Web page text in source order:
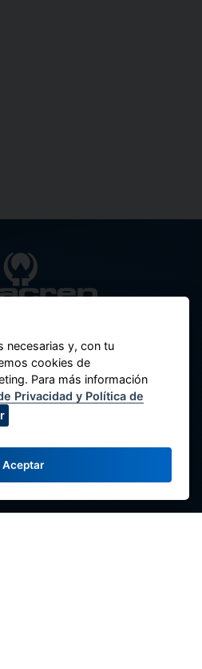
de Cooperativas de
Jesús María 15072,
- Perú.
con Nosotros
1) 424-4958
necesarias y, con tu
cookies de
Para más información
Privacidad y Política de
Aceptar